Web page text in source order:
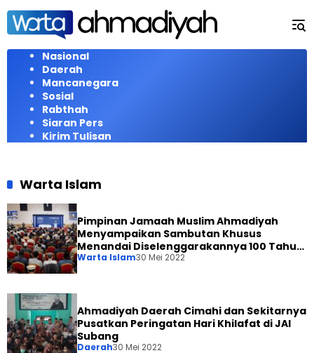
Langsung
konten
Nasional
Daerah
Mancanegara
Sosial
Rabthah
Siaran Pers
Kirim Tulisan
Warta Islam
Pimpinan Jamaah Muslim Ahmadiyah
Menyampaikan Sambutan Khusus
Menandai Diselenggarakannya 100 Tahun
Majelis Syura
Warta Islam30 Mei 2022
Ahmadiyah Daerah Cimahi dan Sekitarnya
Pusatkan Peringatan Hari Khilafat di JAI
Subang
Daerah30 Mei 2022